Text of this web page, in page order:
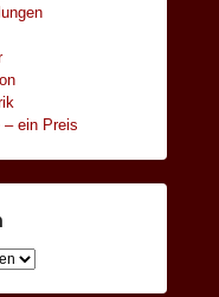
– ein Preis